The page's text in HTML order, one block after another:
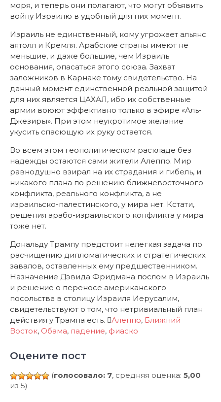
моря, и теперь они полагают, что могут объявить
войну Израилю в удобный для них момент.
Израиль не единственный, кому угрожает альянс
аятолл и Кремля. Арабские страны имеют не
меньшие, и даже большие, чем Израиль
основания, опасаться этого союза. Захват
заложников в Карнаке тому свидетельство. На
данный момент единственной реальной защитой
для них является ЦАХАЛ, ибо их собственные
армии воюют эффективно только в эфире «Аль-
Джезиры». При этом неукротимое желание
укусить спасющую их руку остается.
Во всем этом геополитическом раскладе без
надежды остаются сами жители Алеппо. Мир
равнодушно взирал на их страдания и гибель, и
никакого плана по решению ближневосточного
конфликта, реального конфликта, а не
израильско-палестинского, у мира нет. Кстати,
решения арабо-израильского конфликта у мира
тоже нет.
Дональду Трампу предстоит нелегкая задача по
расчищению дипломатических и стратегических
завалов, оставленных ему предшественником.
Назначение Дэвида Фридмана послом в Израиль
и решение о переносе американского
посольства в столицу Израиля Иерусалим,
свидетельствуют о том, что нетривиальный план
действия у Трампа есть.
Алеппо, Ближний
Восток, Обама, падение, фиаско
Оцените пост
(голосовало: 7, средняя оценка: 5,00
из 5)